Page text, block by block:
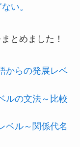
い。
とめました！
からの発展レベ
ルの文法～比較
ベル～関係代名